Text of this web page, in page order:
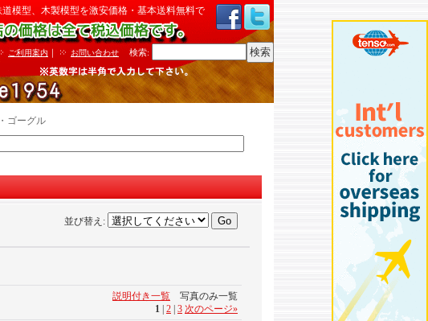
模型、木製模型を激安価格・基本送料無料で
ご利用案内 ｜ お問い合わせ 検索:
ゴーグル
並び替え :
説明付き一覧 写真のみ一覧
1 2 3 次のページ»